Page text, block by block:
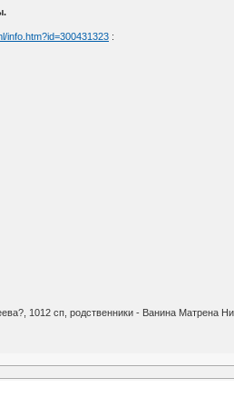
info.htm?id=300431323 :
1012 сп, родственники - Ванина Матрена